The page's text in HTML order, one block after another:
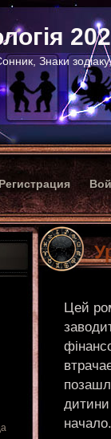
Знаки
Регистрация
Цей